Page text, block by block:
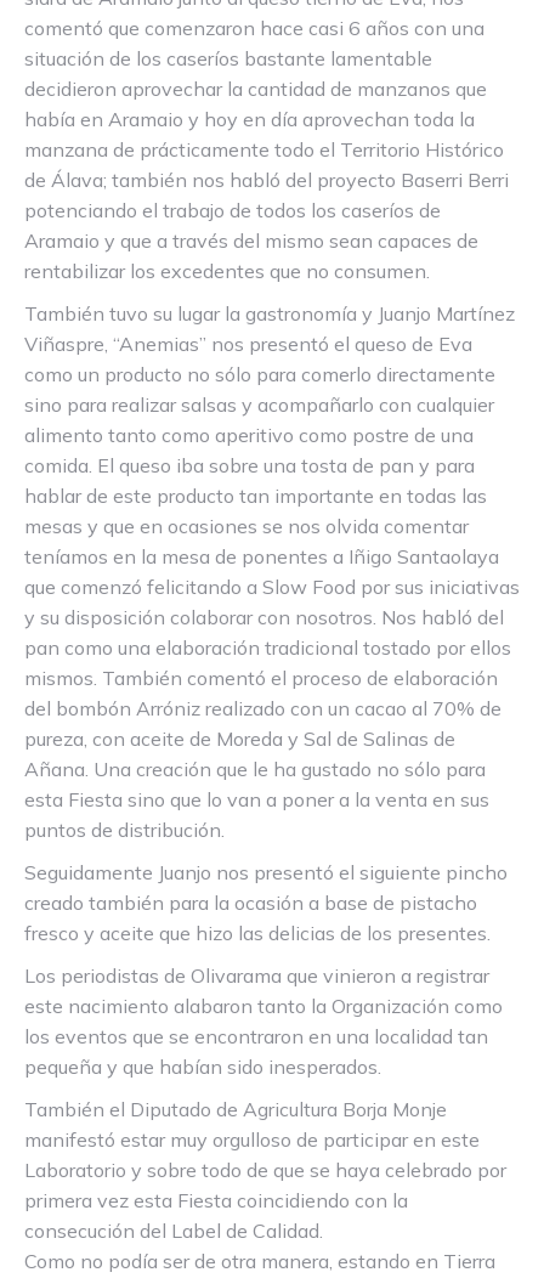
comentó que comenzaron hace casi 6 años con una
situación de los caseríos bastante lamentable
decidieron aprovechar la cantidad de manzanos que
había en Aramaio y hoy en día aprovechan toda la
manzana de prácticamente todo el Territorio Histórico
de Álava; también nos habló del proyecto Baserri Berri
potenciando el trabajo de todos los caseríos de
Aramaio y que a través del mismo sean capaces de
rentabilizar los excedentes que no consumen.
También tuvo su lugar la gastronomía y Juanjo Martínez
Viñaspre, “Anemias” nos presentó el queso de Eva
como un producto no sólo para comerlo directamente
sino para realizar salsas y acompañarlo con cualquier
alimento tanto como aperitivo como postre de una
comida. El queso iba sobre una tosta de pan y para
hablar de este producto tan importante en todas las
mesas y que en ocasiones se nos olvida comentar
teníamos en la mesa de ponentes a Iñigo Santaolaya
que comenzó felicitando a Slow Food por sus iniciativas
y su disposición colaborar con nosotros. Nos habló del
pan como una elaboración tradicional tostado por ellos
mismos. También comentó el proceso de elaboración
del bombón Arróniz realizado con un cacao al 70% de
pureza, con aceite de Moreda y Sal de Salinas de
Añana. Una creación que le ha gustado no sólo para
esta Fiesta sino que lo van a poner a la venta en sus
puntos de distribución.
Seguidamente Juanjo nos presentó el siguiente pincho
creado también para la ocasión a base de pistacho
fresco y aceite que hizo las delicias de los presentes.
Los periodistas de Olivarama que vinieron a registrar
este nacimiento alabaron tanto la Organización como
los eventos que se encontraron en una localidad tan
pequeña y que habían sido inesperados.
También el Diputado de Agricultura Borja Monje
manifestó estar muy orgulloso de participar en este
Laboratorio y sobre todo de que se haya celebrado por
primera vez esta Fiesta coincidiendo con la
consecución del Label de Calidad.
Como no podía ser de otra manera, estando en Tierra